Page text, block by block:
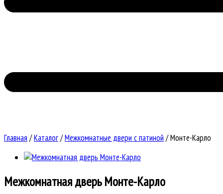
Главная /Каталог/Межкомнатные двери с патиной /Монте-Карло
Межкомнатная дверь Монте-Карло